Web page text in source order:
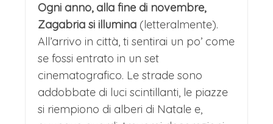
Ogni anno, alla fine di novembre,
Zagabria si illumina (letteralmente).
All’arrivo in città, ti sentirai un po’ come
se fossi entrato in un set
cinematografico. Le strade sono
addobbate di luci scintillanti, le piazze
si riempiono di alberi di Natale e,